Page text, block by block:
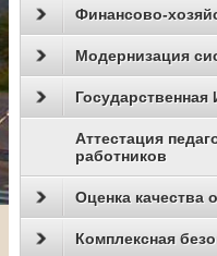
Финансово-
Модернизация
Государственная
Аттестация
работников
Оценка качества
Комплексная